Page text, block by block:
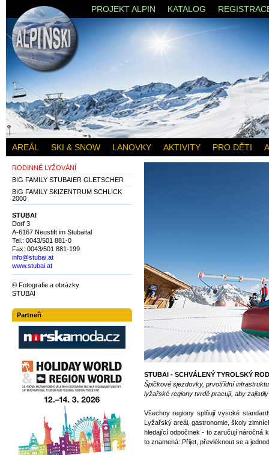
STUBAI - SCHVÁLENÝ TYROLSKÝ
Špičkové sjezdovky, prvotřídní
lyžařské regiony tvrdě pracují, aby
Všechny regiony splňují vysoké
Lyžařský areál, gastronomie, školy
hledající odpočinek - to zaručují náročná
to znamená: Přijet, převléknout se a
RODINNÉ LYŽOVÁNÍ
BIG FAMILY STUBAIER GLETSCHER
BIG FAMILY SKIZENTRUM SCHLICK
2000
STUBAI
Dorf 3
A-6167 Neustift im Stubaital
Tel.: 0043/501 881-0
Fax: 0043/501 881-199
info@stubai.at
www.stubai.at
© Fotografie a obrázky
STUBAI
Partneři
PROJEKT ALPIN KATALOG
AREÁL SKI & SNOW LANOVKY AKTIVITY PRO DĚTI